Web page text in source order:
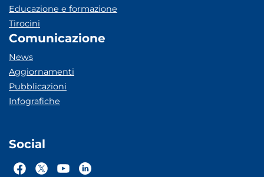
Educazione e formazione
Tirocini
Comunicazione
News
Aggiornamenti
Pubblicazioni
Infografiche
Social